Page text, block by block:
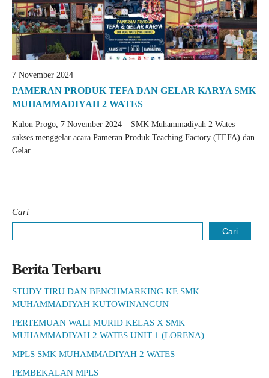
7 November 2024
PAMERAN PRODUK TEFA DAN GELAR KARYA SMK
MUHAMMADIYAH 2 WATES
Kulon Progo, 7 November 2024 – SMK Muhammadiyah 2 Wates
sukses menggelar acara Pameran Produk Teaching Factory (TEFA) dan
Gelar..
Cari
Cari
Berita Terbaru
STUDY TIRU DAN BENCHMARKING KE SMK
MUHAMMADIYAH KUTOWINANGUN
PERTEMUAN WALI MURID KELAS X SMK
MUHAMMADIYAH 2 WATES UNIT 1 (LORENA)
MPLS SMK MUHAMMADIYAH 2 WATES
PEMBEKALAN MPLS